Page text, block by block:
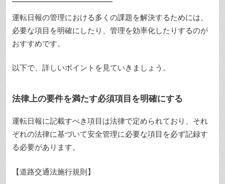
運転日報の管理における多くの課題を解決するためには、
必要な項目を明確にしたり、管理を効率化したりするのが
おすすめです。
以下で、詳しいポイントを見ていきましょう。
法律上の要件を満たす必須項目を明確にする
運転日報に記載すべき項目は法律で定められており、それ
ぞれの法律に基づいて安全管理に必要な項目を必ず記録す
る必要があります。
【道路交通法施行規則】